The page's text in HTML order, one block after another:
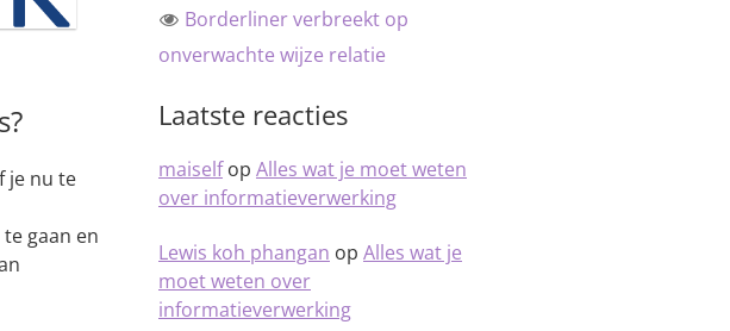
je nu te
gaan en
Borderliner verbreekt op
onverwachte wijze relatie
Laatste reacties
maiselfop Alles wat je moet weten
over informatieverwerking
Lewis koh phangan op Alles wat je
moet weten over
informatieverwerking